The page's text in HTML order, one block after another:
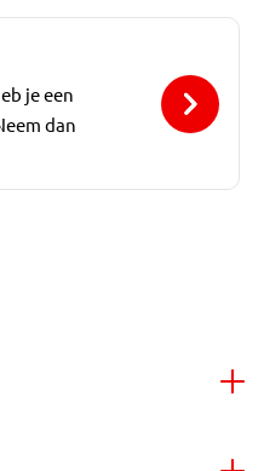
je een
dan